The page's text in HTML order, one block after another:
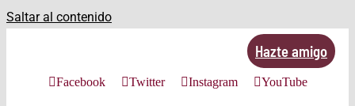
Saltar al contenido
Hazte amigo
Facebook Twitter Instagram YouTube